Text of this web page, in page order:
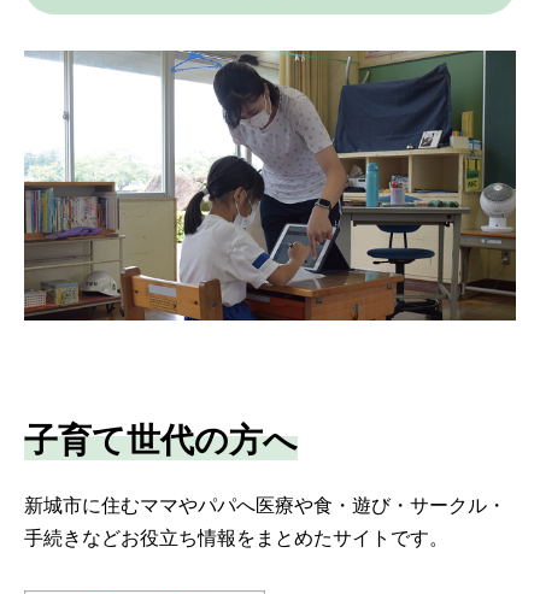
子育て世代の方へ
新城市に住むママやパパへ医療や食・遊び・サークル・
手続きなどお役立ち情報をまとめたサイトです。